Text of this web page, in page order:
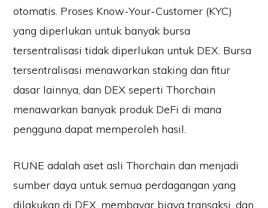
otomatis. Proses Know-Your-Customer (KYC)
yang diperlukan untuk banyak bursa
tersentralisasi tidak diperlukan untuk DEX. Bursa
tersentralisasi menawarkan staking dan fitur
dasar lainnya, dan DEX seperti Thorchain
menawarkan banyak produk DeFi di mana
pengguna dapat memperoleh hasil.
RUNE adalah aset asli Thorchain dan menjadi
sumber daya untuk semua perdagangan yang
dilakukan di DEX, membayar biaya transaksi, dan